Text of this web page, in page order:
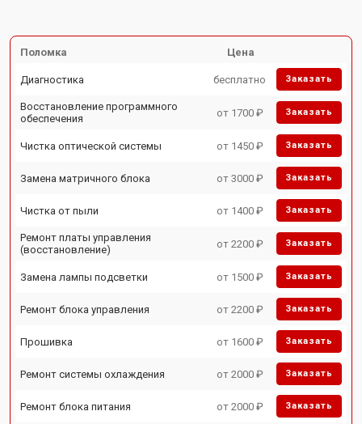
Поломка Цена
Диагностика бесплатно Заказать
Восстановление программного
обеспечения
от 1700 ₽ Заказать
Чистка оптической системы от 1450 ₽ Заказать
Замена матричного блока от 3000 ₽ Заказать
Чистка от пыли от 1400 ₽ Заказать
Ремонт платы управления
(восстановление)
от 2200 ₽ Заказать
Замена лампы подсветки от 1500 ₽ Заказать
Ремонт блока управления от 2200 ₽ Заказать
Прошивка от 1600 ₽ Заказать
Ремонт системы охлаждения от 2000 ₽ Заказать
Ремонт блока питания от 2000 ₽ Заказать